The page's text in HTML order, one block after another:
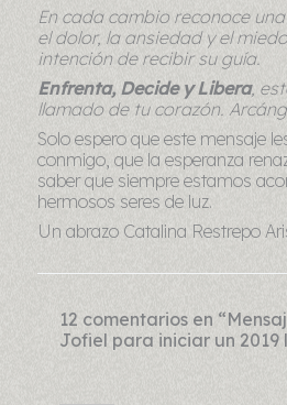
En cada cambio reconoce
el dolor, la ansiedad y el
intención de recibir su guía.
Enfrenta, Decide y Libera,
llamado de tu corazón.
Solo espero que este mensaje
conmigo, que la esperanza
saber que siempre estamos
hermosos seres de luz.
Un abrazo Catalina Restrepo
12 comentarios en
Jofiel para iniciar un 2019